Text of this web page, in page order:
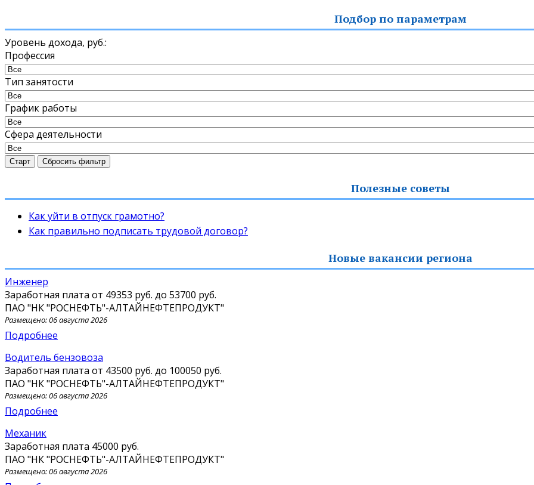
Подбор по параметрам
Уровень дохода, руб.:
Профессия
Тип занятости
График работы
Сфера деятельности
Старт Сбросить фильтр
Полезные советы
Как уйти в отпуск грамотно?
Как правильно подписать трудовой договор?
Новые вакансии региона
Инженер
Заработная плата от 49353 руб. до 53700 руб.
ПАО "НК "РОСНЕФТЬ"-АЛТАЙНЕФТЕПРОДУКТ"
Размещено: 06 августа 2026
Подробнее
водитель бензовоза
Заработная плата от 43500 руб. до 100050 руб.
ПАО "НК "РОСНЕФТЬ"-АЛТАЙНЕФТЕПРОДУКТ"
Размещено: 06 августа 2026
Подробнее
механик
Заработная плата 45000 руб.
ПАО "НК "РОСНЕФТЬ"-АЛТАЙНЕФТЕПРОДУКТ"
Размещено: 06 августа 2026